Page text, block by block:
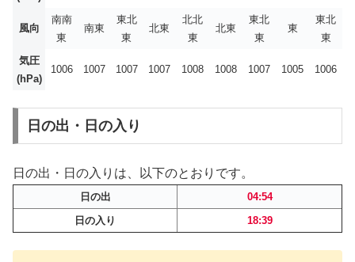
風向
南南
東
南東
東北
東
北東
北北
東
北東
東北
東
東
東北
東
気圧
(hPa)
1006 1007 1007 1007 1008 1008 1007 1005 1006
日の出・日の入り
日の出・日の入りは、以下のとおりです。
日の出
04:54
日の入り
18:39